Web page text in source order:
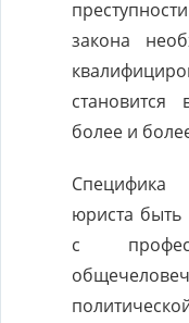
закона
более и
юриста
с